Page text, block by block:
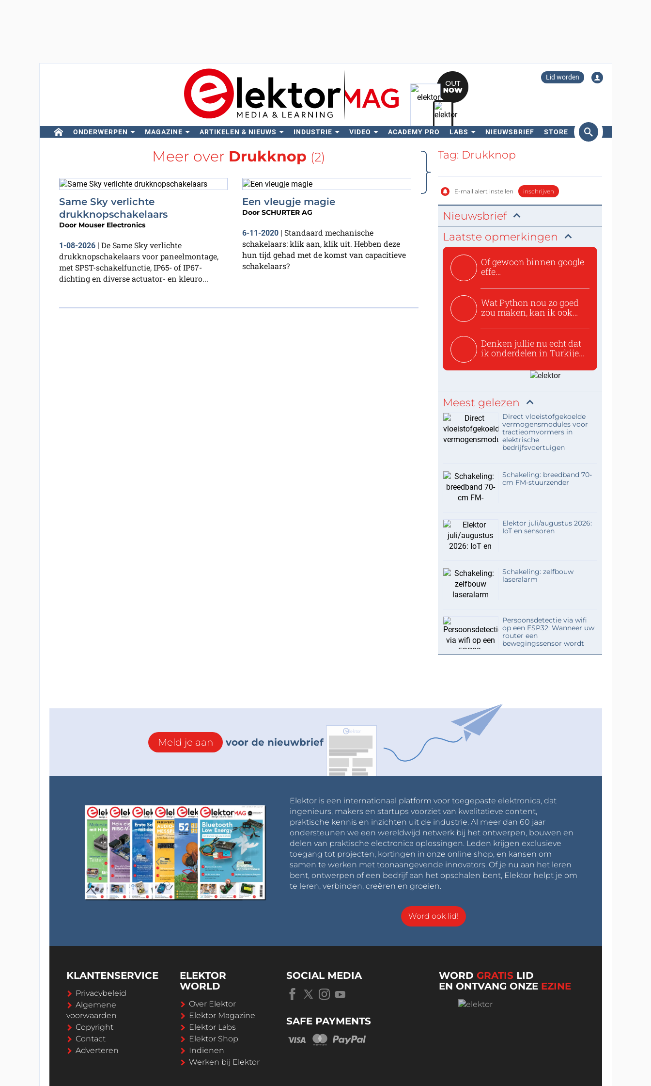
Lid worden
ONDERWERPEN MAGAZINE ARTIKELEN & NIEUWS INDUSTRIE VIDEO ACADEMY PRO LABS NIEUWSBRIEF STORE
Zoeken
Meer over Drukknop (2)
Same Sky verlichte
drukknopschakelaars
Door Mouser Electronics
1-08-2026| De Same Sky verlichte
drukknopschakelaars voor paneelmontage,
met SPST-schakelfunctie, IP65- of IP67-
dichting en diverse actuator- en kleuro...
Een vleugje magie
Door SCHURTER AG
6-11-2020 | Standaard mechanische
schakelaars: klik aan, klik uit. Hebben deze
hun tijd gehad met de komst van capacitieve
schakelaars?
Tag: Drukknop
E-mail alert instellen inschrijven
Nieuwsbrief
Laatste opmerkingen
Of gewoon binnen google
effe
Wat Python nou zo goed
zou maken, kan ik ook
Denken jullie nu echt dat
ik onderdelen in Turkije...
Meest gelezen
Direct vloeistofgekoelde
vermogensmodules voor
tractieomvormers in
elektrische
bedrijfsvoertuigen
Schakeling: breedband 70-
cm FM-stuurzender
Elektor juli/augustus 2026:
IoT en sensoren
Schakeling: zelfbouw
laseralarm
Persoonsdetectie via wifi
op een ESP32: Wanneer uw
router een
bewegingssensor wordt
Meld je aan voor de nieuwbrief
Elektor is een internationaal platform voor toegepaste elektronica, dat
ingenieurs, makers en startups voorziet van kwalitatieve content,
praktische kennis en inzichten uit de industrie. Al meer dan 60 jaar
ondersteunen we een wereldwijd netwerk bij het ontwerpen, bouwen en
delen van praktische electronica oplossingen. Leden krijgen exclusieve
toegang tot projecten, kortingen in onze online shop, en kansen om
samen te werken met toonaangevende innovators. Of je nu aan het leren
bent, ontwerpen of een bedrijf aan het opschalen bent, Elektor helpt je om
te leren, verbinden, creëren en groeien.
Word ook lid!
KLANTENSERVICE
Privacybeleid
Algemene
voorwaarden
Copyright
Contact
Adverteren
ELEKTOR
WORLD
Over Elektor
Elektor Magazine
Elektor Labs
Elektor Shop
Indienen
Werken bij Elektor
SOCIAL MEDIA
SAFE PAYMENTS
WORDGRATIS LID
EN ONTVANG ONZE EZINE